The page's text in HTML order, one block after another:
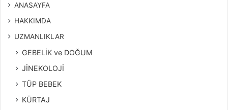
ANASAYFA
HAKKIMDA
UZMANLIKLAR
GEBELİK ve DOĞUM
JİNEKOLOJİ
TÜP BEBEK
KÜRTAJ